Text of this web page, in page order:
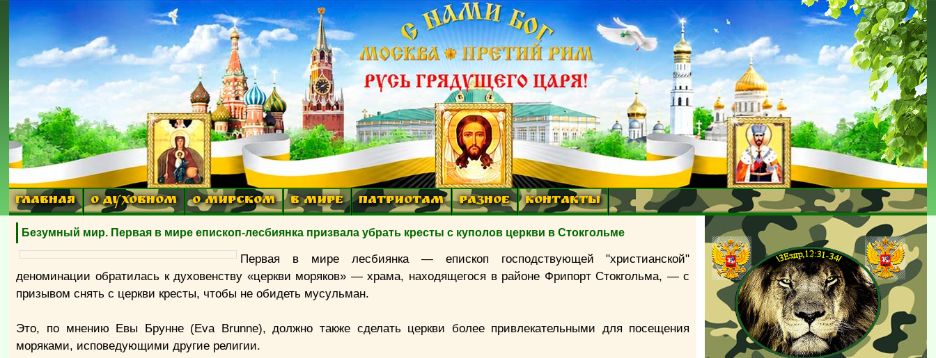
ГЛАВНАЯ О ДУХОВНОМ О МИРСКОМ В МИРЕ ПАТРИОТАМ РАЗНОЕ КОНТАКТЫ
Безумный мир. Первая в мире епископ-лесбиянка призвала убрать кресты с куполов церкви в Стокгольме
Первая в мире лесбиянка — епископ господствующей "христианской"
деноминации обратилась к духовенству «церкви моряков» — храма, находящегося в районе Фрипорт Стокгольма, — с
призывом снять с церкви кресты, чтобы не обидеть мусульман.
Это, по мнению Евы Брунне (Eva Brunne), должно также сделать церкви более привлекательными для посещения
моряками, исповедующими другие религии.